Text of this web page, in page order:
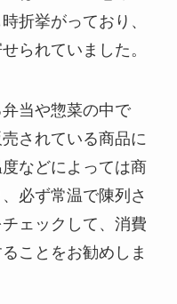
折挙がっており、
られていました。
当や惣菜の中で
されている商品に
などによっては商
必ず常温で陳列さ
ェックして、消費
ことをお勧めしま